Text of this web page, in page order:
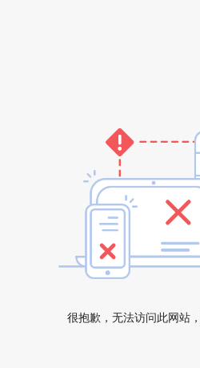
很抱歉，无法访问此网站